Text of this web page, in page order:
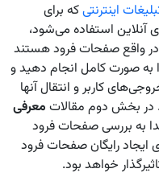
اینترنتیکه برای
آنلاین استفاده می‌شود،
واقع صفحات فرود هستند
به صورت کامل انجام دهید و
کاربر و انتقال آنها
در بخش دوم مقالات معرفی
به بررسی صفحات فرود
ایجاد رایگان صفحات فرود
خواهد بود.